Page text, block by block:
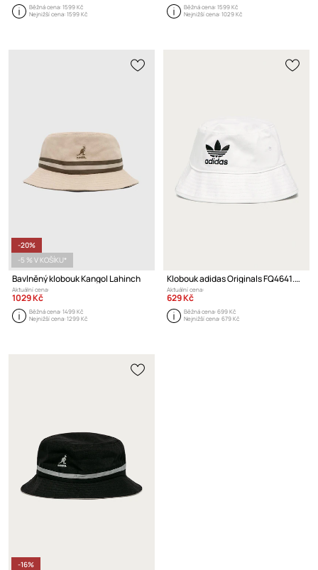
Běžná cena:1599 Kč
Nejnižší cena:1599 Kč
Běžná cena:1599 Kč
Nejnižší cena:1029 Kč
-20%
-5 % V KOŠÍKU*
Bavlněný klobouk Kangol Lahinch
Aktuální cena:
1029 Kč
Běžná cena:1499 Kč
Nejnižší cena:1299 Kč
Klobouk adidas Originals FQ4641.M Adicolor Trefoil Bucket
Aktuální cena:
629 Kč
Běžná cena:699 Kč
Nejnižší cena:679 Kč
-16%